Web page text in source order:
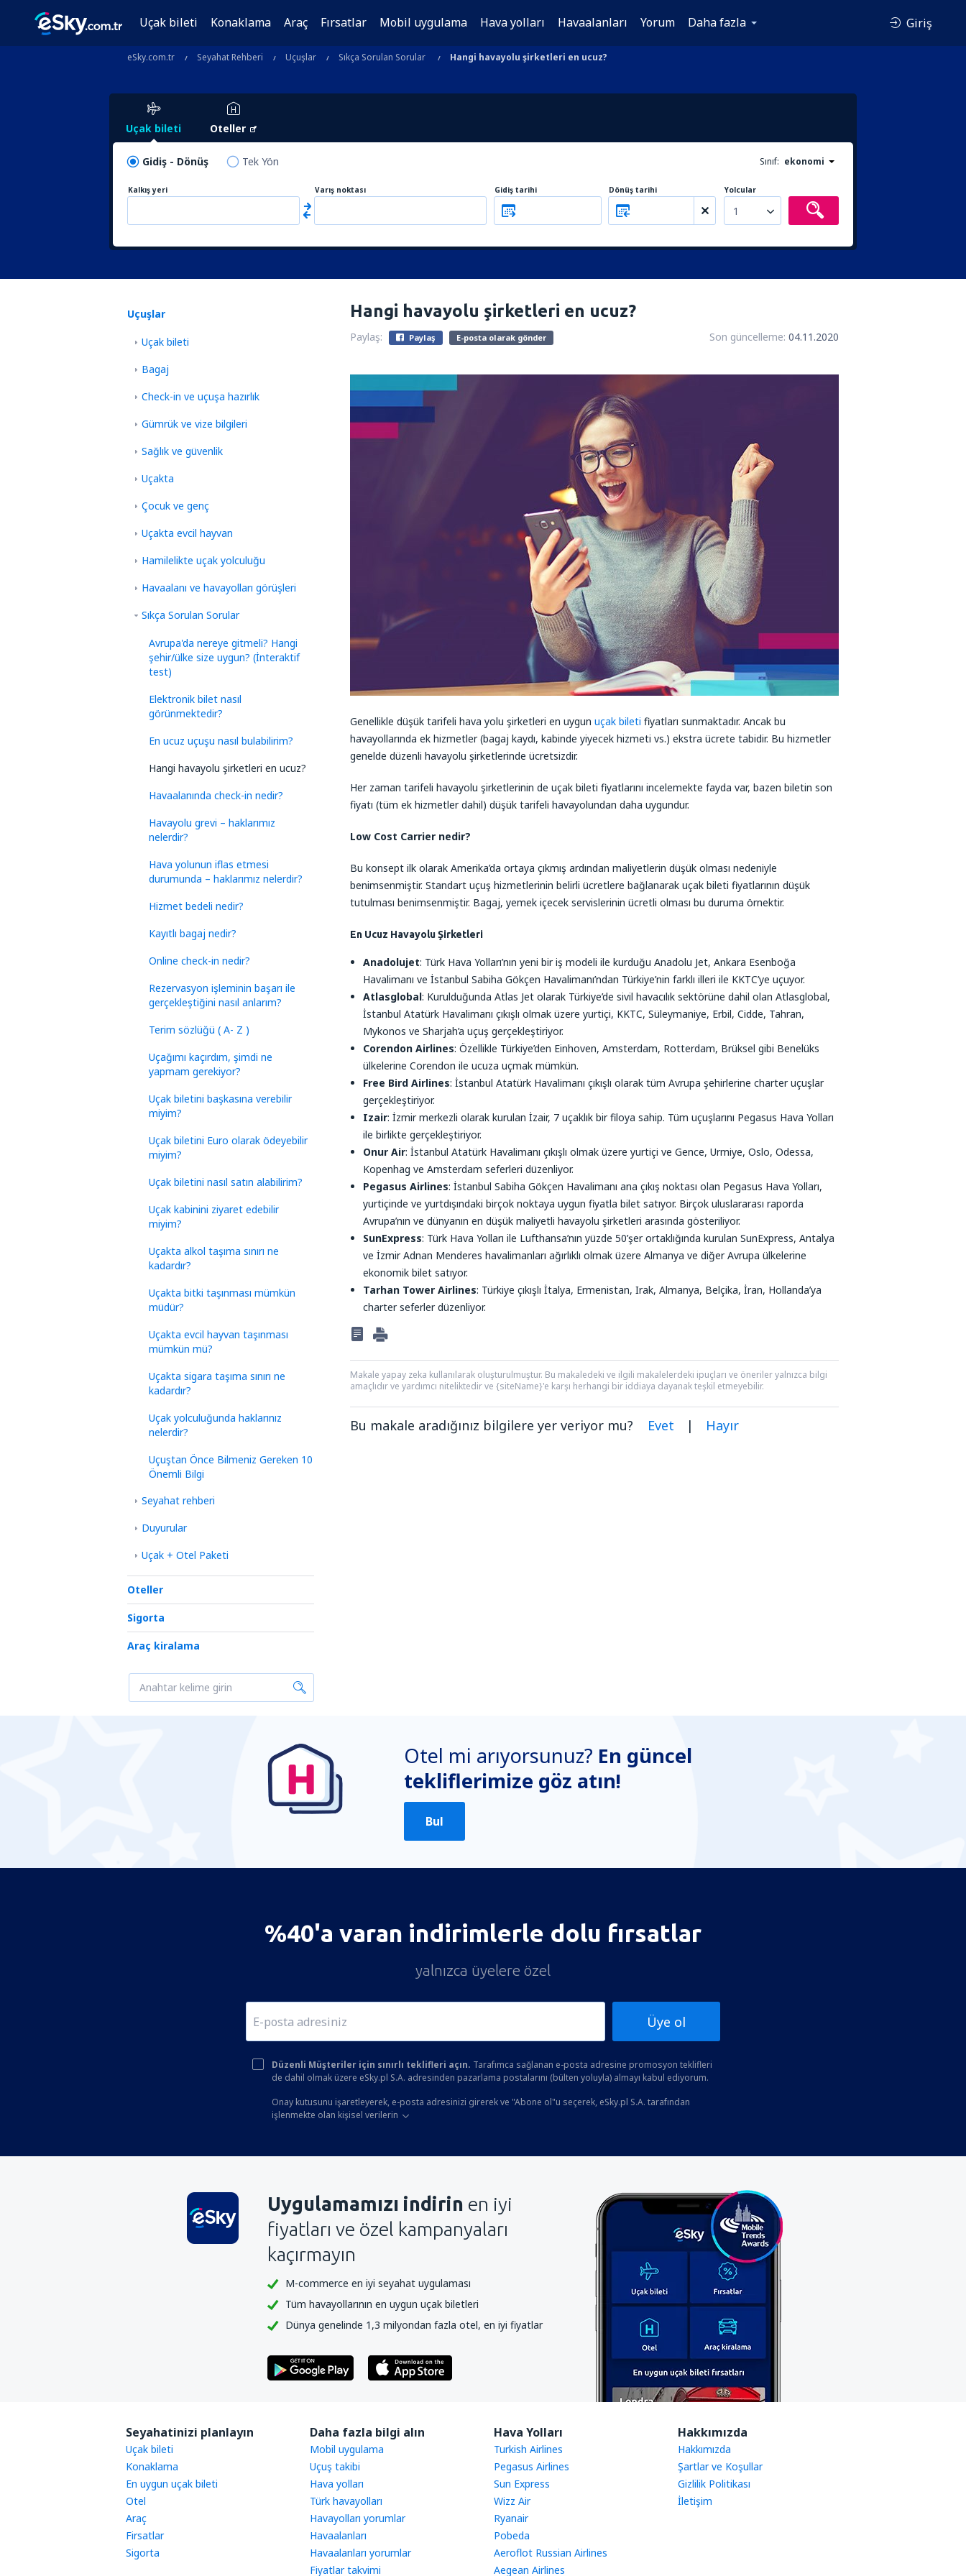
Uçak bileti Konaklama Araç Fırsatlar Mobil uygulama Hava yolları Havaalanları Yorum Daha fazla Giriş
eSky.com.tr Seyahat Rehberi Uçuşlar Sıkça Sorulan Sorular Hangi havayolu şirketleri en ucuz?
Uçak bileti Oteller
Gidiş - Dönüş Tek Yön Sınıf: ekonomi
Kalkış yeri Varış noktası Gidiş tarihi Dönüş tarihi Yolcular
1
Uçuşlar
Uçak bileti
Bagaj
Check-in ve uçuşa hazırlık
Gümrük ve vize bilgileri
Sağlık ve güvenlik
Uçakta
Çocuk ve genç
Uçakta evcil hayvan
Hamilelikte uçak yolculuğu
Havaalanı ve havayolları görüşleri
Sıkça Sorulan Sorular
Avrupa'da nereye gitmeli? Hangi
şehir/ülke size uygun? (İnteraktif
test)
Elektronik bilet nasıl
görünmektedir?
En ucuz uçuşu nasıl bulabilirim?
Hangi havayolu şirketleri en ucuz?
Havaalanında check-in nedir?
Havayolu grevi – haklarımız
nelerdir?
Hava yolunun iflas etmesi
durumunda – haklarımız nelerdir?
Hizmet bedeli nedir?
Kayıtlı bagaj nedir?
Online check-in nedir?
Rezervasyon işleminin başarı ile
gerçekleştiğini nasıl anlarım?
Terim sözlüğü ( A- Z )
Uçağımı kaçırdım, şimdi ne
yapmam gerekiyor?
Uçak biletini başkasına verebilir
miyim?
Uçak biletini Euro olarak ödeyebilir
miyim?
Uçak biletini nasıl satın alabilirim?
Uçak kabinini ziyaret edebilir
miyim?
Uçakta alkol taşıma sınırı ne
kadardır?
Uçakta bitki taşınması mümkün
müdür?
Uçakta evcil hayvan taşınması
mümkün mü?
Uçakta sigara taşıma sınırı ne
kadardır?
Uçak yolculuğunda haklarınız
nelerdir?
Uçuştan Önce Bilmeniz Gereken 10
Önemli Bilgi
Seyahat rehberi
Duyurular
Uçak + Otel Paketi
Oteller
Sigorta
Araç kiralama
Hangi havayolu şirketleri en ucuz?
Paylaş: Paylaş E-posta olarak gönder Son güncelleme: 04.11.2020
Genellikle düşük tarifeli hava yolu şirketleri en uygun uçak bileti fiyatları sunmaktadır. Ancak bu
havayollarında ek hizmetler (bagaj kaydı, kabinde yiyecek hizmeti vs.) ekstra ücrete tabidir. Bu hizmetler
genelde düzenli havayolu şirketlerinde ücretsizdir.
Her zaman tarifeli havayolu şirketlerinin de uçak bileti fiyatlarını incelemekte fayda var, bazen biletin son
fiyatı (tüm ek hizmetler dahil) düşük tarifeli havayolundan daha uygundur.
Low Cost Carrier nedir?
Bu konsept ilk olarak Amerika’da ortaya çıkmış ardından maliyetlerin düşük olması nedeniyle
benimsenmiştir. Standart uçuş hizmetlerinin belirli ücretlere bağlanarak uçak bileti fiyatlarının düşük
tutulması benimsenmiştir. Bagaj, yemek içecek servislerinin ücretli olması bu duruma örnektir.
En Ucuz Havayolu Şirketleri
Anadolujet: Türk Hava Yolları’nın yeni bir iş modeli ile kurduğu Anadolu Jet, Ankara Esenboğa
Havalimanı ve İstanbul Sabiha Gökçen Havalimanı’ndan Türkiye’nin farklı illeri ile KKTC’ye uçuyor.
Atlasglobal: Kurulduğunda Atlas Jet olarak Türkiye’de sivil havacılık sektörüne dahil olan Atlasglobal,
İstanbul Atatürk Havalimanı çıkışlı olmak üzere yurtiçi, KKTC, Süleymaniye, Erbil, Cidde, Tahran,
Mykonos ve Sharjah’a uçuş gerçekleştiriyor.
Corendon Airlines: Özellikle Türkiye’den Einhoven, Amsterdam, Rotterdam, Brüksel gibi Benelüks
ülkelerine Corendon ile ucuza uçmak mümkün.
Free Bird Airlines: İstanbul Atatürk Havalimanı çıkışlı olarak tüm Avrupa şehirlerine charter uçuşlar
gerçekleştiriyor.
Izair: İzmir merkezli olarak kurulan İzair, 7 uçaklık bir filoya sahip. Tüm uçuşlarını Pegasus Hava Yolları
ile birlikte gerçekleştiriyor.
Onur Air: İstanbul Atatürk Havalimanı çıkışlı olmak üzere yurtiçi ve Gence, Urmiye, Oslo, Odessa,
Kopenhag ve Amsterdam seferleri düzenliyor.
Pegasus Airlines: İstanbul Sabiha Gökçen Havalimanı ana çıkış noktası olan Pegasus Hava Yolları,
yurtiçinde ve yurtdışındaki birçok noktaya uygun fiyatla bilet satıyor. Birçok uluslararası raporda
Avrupa’nın ve dünyanın en düşük maliyetli havayolu şirketleri arasında gösteriliyor.
SunExpress: Türk Hava Yolları ile Lufthansa’nın yüzde 50’şer ortaklığında kurulan SunExpress, Antalya
ve İzmir Adnan Menderes havalimanları ağırlıklı olmak üzere Almanya ve diğer Avrupa ülkelerine
ekonomik bilet satıyor.
Tarhan Tower Airlines: Türkiye çıkışlı İtalya, Ermenistan, Irak, Almanya, Belçika, İran, Hollanda’ya
charter seferler düzenliyor.
Makale yapay zeka kullanılarak oluşturulmuştur. Bu makaledeki ve ilgili makalelerdeki ipuçları ve öneriler yalnızca bilgi
amaçlıdır ve yardımcı niteliktedir ve {siteName}'e karşı herhangi bir iddiaya dayanak teşkil etmeyebilir.
Bu makale aradığınız bilgilere yer veriyor mu? Evet | Hayır
Otel mi arıyorsunuz? En güncel
tekliflerimize göz atın!
Bul
%40'a varan indirimlerle dolu fırsatlar
yalnızca üyelere özel
Üye ol
Düzenli Müşteriler için sınırlı teklifleri açın. Tarafımca sağlanan e-posta adresine promosyon teklifleri
de dahil olmak üzere eSky.pl S.A. adresinden pazarlama postalarını (bülten yoluyla) almayı kabul ediyorum.
Onay kutusunu işaretleyerek, e-posta adresinizi girerek ve "Abone ol"u seçerek, eSky.pl S.A. tarafından
işlenmekte olan kişisel verilerin
Uygulamamızı indirin en iyi
fiyatları ve özel kampanyaları
kaçırmayın
M-commerce en iyi seyahat uygulaması
Tüm havayollarının en uygun uçak biletleri
Dünya genelinde 1,3 milyondan fazla otel, en iyi fiyatlar
Seyahatinizi planlayın
Uçak bileti
Konaklama
En uygun uçak bileti
Otel
Araç
Firsatlar
Sigorta
Daha fazla bilgi alın
Mobil uygulama
Uçuş takibi
Hava yolları
Türk havayolları
Havayolları yorumlar
Havaalanları
Havaalanları yorumlar
Fiyatlar takvimi
Hava Yolları
Turkish Airlines
Pegasus Airlines
Sun Express
Wizz Air
Ryanair
Pobeda
Aeroflot Russian Airlines
Aegean Airlines
Hakkımızda
Hakkımızda
Şartlar ve Koşullar
Gizlilik Politikası
İletişim